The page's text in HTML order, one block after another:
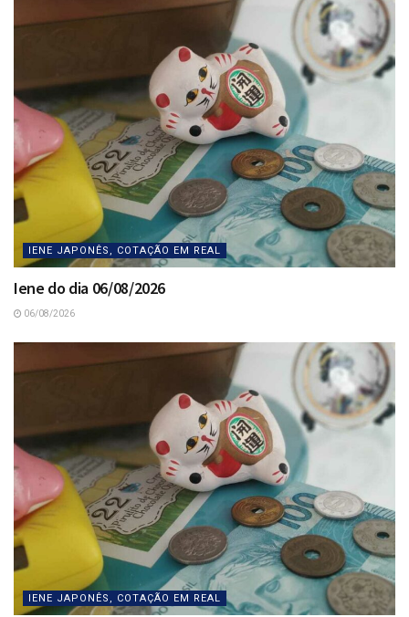
IENE JAPONÊS, COTAÇÃO EM REAL
Iene do dia 06/08/2026
06/08/2026
IENE JAPONÊS, COTAÇÃO EM REAL